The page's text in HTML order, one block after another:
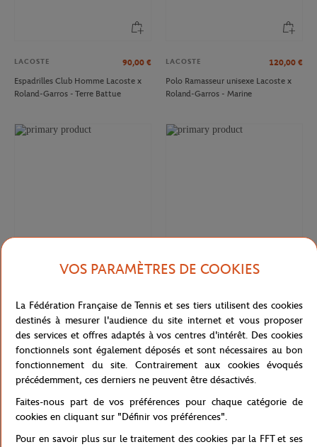
LACOSTE 90,00 €
Espadrilles Club Homme Lacoste x
Roland-Garros - Terre Battue
LACOSTE 120,00 €
Polo Ramasseur unisexe Lacoste x
Roland-Garros - Marine
Polo Arbitre Homme Lacoste x
Roland-Garros - Marine
T-shirt Unisexe Lacoste pour Roland-
VOS PARAMÈTRES DE COOKIES
La Fédération Française de Tennis et ses tiers utilisent des cookies
destinés à mesurer l'audience du site internet et vous proposer
des services et offres adaptés à vos centres d'intérêt. Des cookies
fonctionnels sont également déposés et sont nécessaires au bon
fonctionnement du site. Contrairement aux cookies évoqués
précédemment, ces derniers ne peuvent être désactivés.
Faites-nous part de vos préférences pour chaque catégorie de
cookies en cliquant sur "Définir vos préférences".
Pour en savoir plus sur le traitement des cookies par la FFT et ses